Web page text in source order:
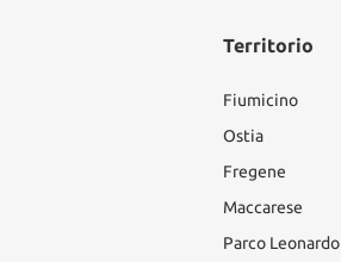
Territorio
Fiumicino
Ostia
Fregene
Maccarese
Parco Leonardo